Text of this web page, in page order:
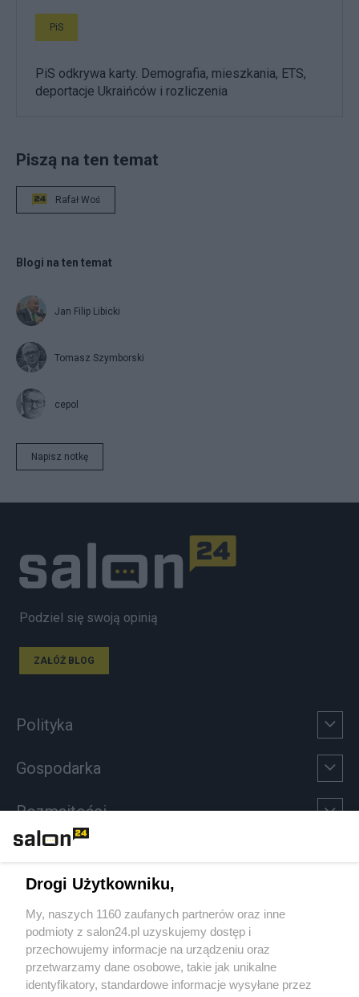
PiS
PiS odkrywa karty. Demografia, mieszkania, ETS,
deportacje Ukraińców i rozliczenia
Piszą na ten temat
Rafał Woś
Blogi na ten temat
Jan Filip Libicki
Tomasz Szymborski
cepol
Napisz notkę
Podziel się swoją opinią
ZAŁÓŻ BLOG
Polityka
Gospodarka
Rozmaitości
Sport
Społeczeństwo
Kultura
Drogi Użytkowniku,
My, naszych 1160 zaufanych partnerów oraz inne
podmioty z salon24.pl uzyskujemy dostęp i
przechowujemy informacje na urządzeniu oraz
przetwarzamy dane osobowe, takie jak unikalne
identyfikatory, standardowe informacje wysyłane przez